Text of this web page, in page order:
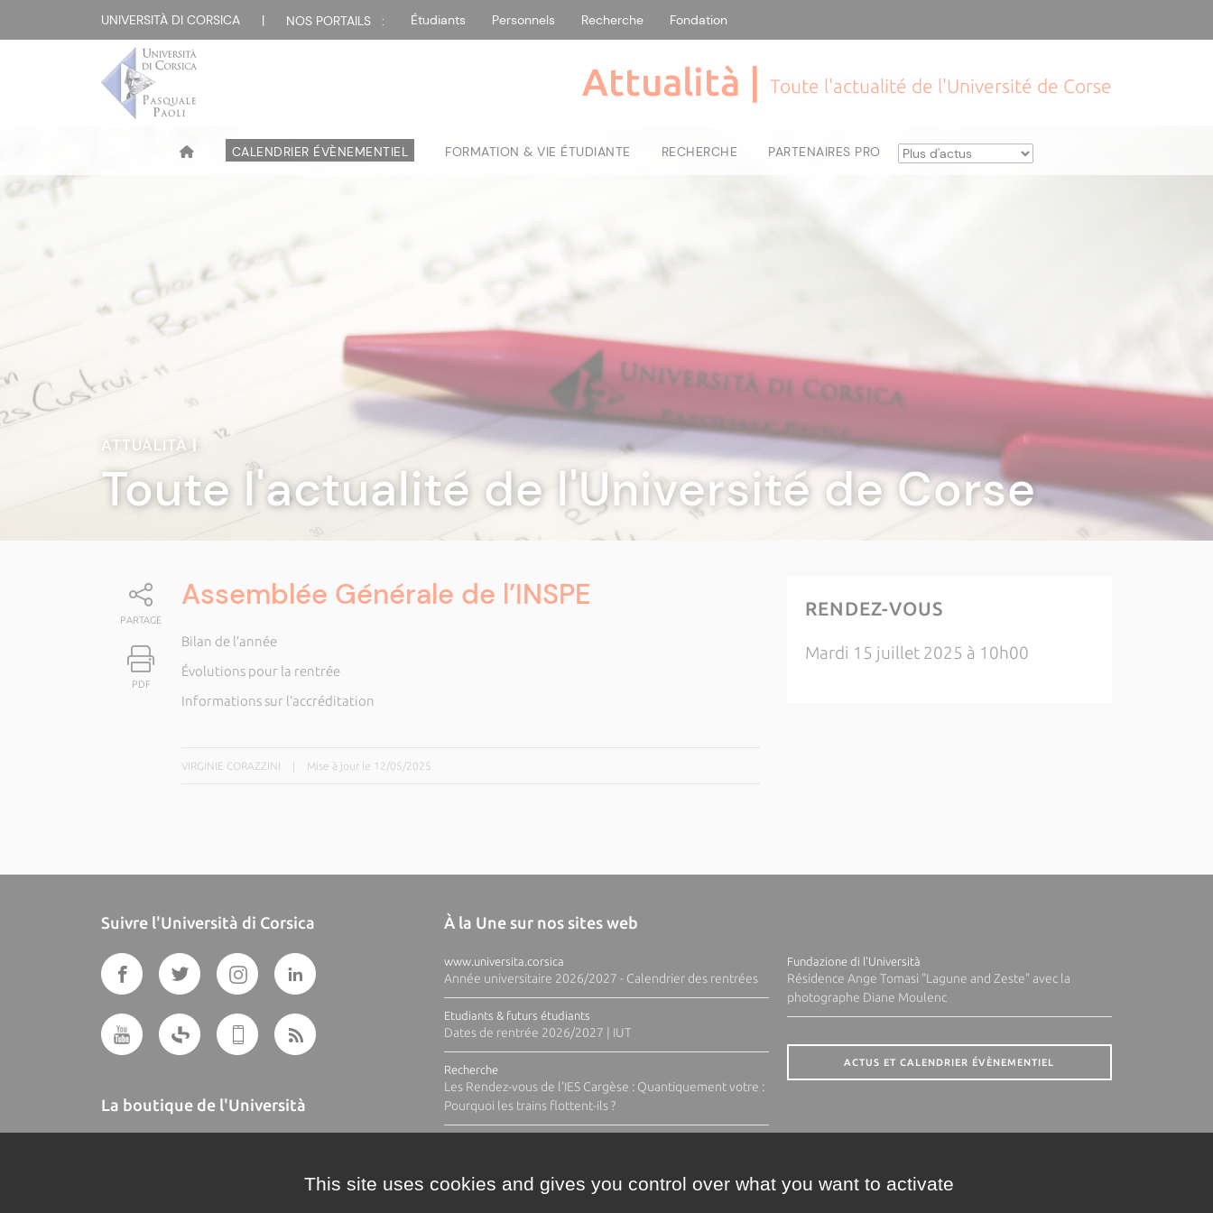
UNIVERSITÀ DI CORSICA | NOS PORTAILS : Étudiants Personnels Recherche Fondation
Attualità | Toute l'actualité de l'Université de Corse
CALENDRIER ÉVÈNEMENTIEL FORMATION & VIE ÉTUDIANTE RECHERCHE PARTENAIRES PRO
ATTUALITÀ|
Toute l'actualité de l'Université de Corse
PARTAGE
PDF
Assemblée Générale de l’INSPE
Bilan de l’année
Évolutions pour la rentrée
Informations sur l’accréditation
VIRGINIE CORAZZINI Mise à jour le 12/05/2025
RENDEZ-VOUS
Mardi 15 juillet 2025 à 10h00
Suivre l'Università di Corsica
La boutique de l'Università
À la Une sur nos sites web
www.universita.corsica
Année universitaire 2026/2027 - Calendrier des rentrées
Etudiants & futurs étudiants
Dates de rentrée 2026/2027 | IUT
Recherche
Les Rendez-vous de l'IES Cargèse : Quantiquement votre :
Pourquoi les trains flottent-ils ?
Fundazione di l'Università
Résidence Ange Tomasi "Lagune and Zeste" avec la
photographe Diane Moulenc
ACTUS ET CALENDRIER ÉVÈNEMENTIEL
This site uses cookies and gives you control over what you want to activate